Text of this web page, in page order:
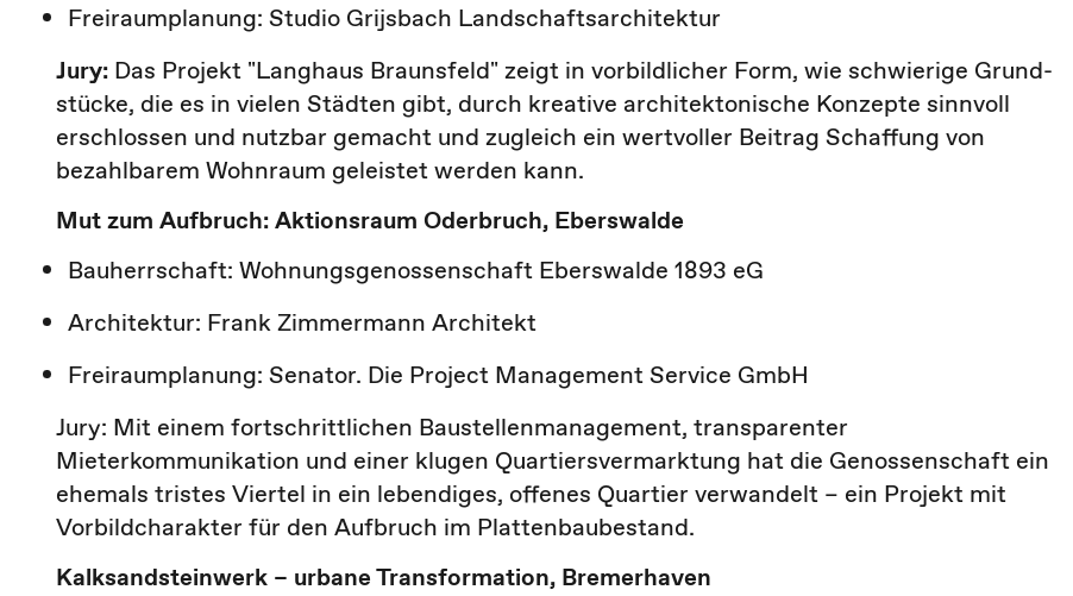
Freiraumplanung: Studio Grijsbach Landschaftsarchitektur
Jury: Das Projekt "Langhaus Braunsfeld" zeigt in vorbildlicher Form, wie schwierige Grund-
stücke, die es in vielen Städten gibt, durch kreative architektonische Konzepte sinnvoll
erschlossen und nutzbar gemacht und zugleich ein wertvoller Beitrag Schaffung von
bezahlbarem Wohnraum geleistet werden kann.
Mut zum Aufbruch: Aktionsraum Oderbruch, Eberswalde
Bauherrschaft: Wohnungsgenossenschaft Eberswalde 1893 eG
Architektur: Frank Zimmermann Architekt
Freiraumplanung: Senator. Die Project Management Service GmbH
Jury: Mit einem fortschrittlichen Baustellenmanagement, transparenter
Mieterkommunikation und einer klugen Quartiersvermarktung hat die Genossenschaft ein
ehemals tristes Viertel in ein lebendiges, offenes Quartier verwandelt – ein Projekt mit
Vorbildcharakter für den Aufbruch im Plattenbaubestand.
Kalksandsteinwerk – urbane Transformation, Bremerhaven